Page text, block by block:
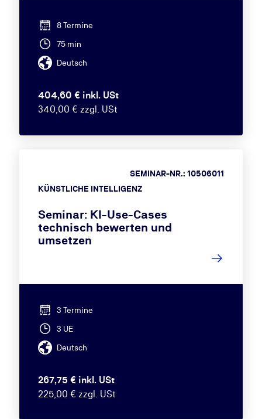
8 Termine
75 min
Deutsch
404,60 € inkl. USt
340,00 € zzgl. USt
KÜNSTLICHE INTELLIGENZ
SEMINAR-NR.: 10506011
Seminar: KI-Use-Cases
technisch bewerten und
umsetzen
3 Termine
3 UE
Deutsch
267,75 € inkl. USt
225,00 € zzgl. USt